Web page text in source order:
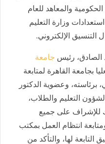
والمعاهد للعام
وفي إطار استعدادات وزارة التعليم
التنسيق الإلكتروني.
الصادق، رئيس جامعة
بجامعة القاهرة لمتابعة
برئاسته، وعضوية الدكتور
التعليم والطلاب،
للإشراف على جميع
انتظام العمل بمكتب
التابعة لها، والتأكد من